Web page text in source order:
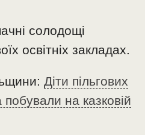
солодощі
освітніх закладах.
Діти пільгових
побували на казковій